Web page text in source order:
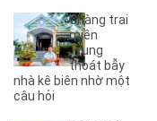
A8(3)
A9(2)
Ama Jhao(27)
Ama Khê (44)
Ama Pui
Chàng trai
miền
Trung
thoát bẫy
nhà kê biên nhờ một
câu hỏi